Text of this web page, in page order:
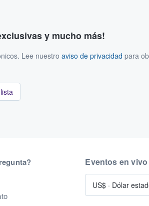
y mucho más!
Lee nuestro aviso de privacidad para
Eventos en
US$ · Dólar